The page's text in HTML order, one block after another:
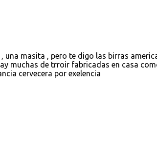
una masita , pero te digo las birras
muchas de trroir fabricadas en casa
cervecera por exelencia